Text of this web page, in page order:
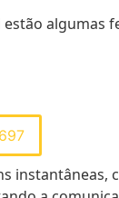
algumas